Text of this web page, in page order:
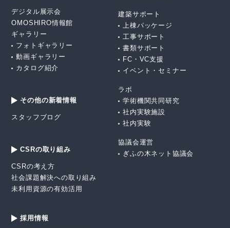
建築サポート
上棟パッケージ
工事サポート
書類サポート
FC・VC支援
イベント・セミナー
ラボ
学術機関共同研究
社内実験施設
社内実験
協議会運営
ぎふの木ネット協議会
デジタル展示会
OMOSHIRO情報館
ギャラリー
フォトギャラリー
動画ギャラリー
カタログ紹介
その他の新着情報
スタッフブログ
CSRの取り組み
CSRの考え方
社会課題解決への取り組み
未利用資源の有効活用
採用情報